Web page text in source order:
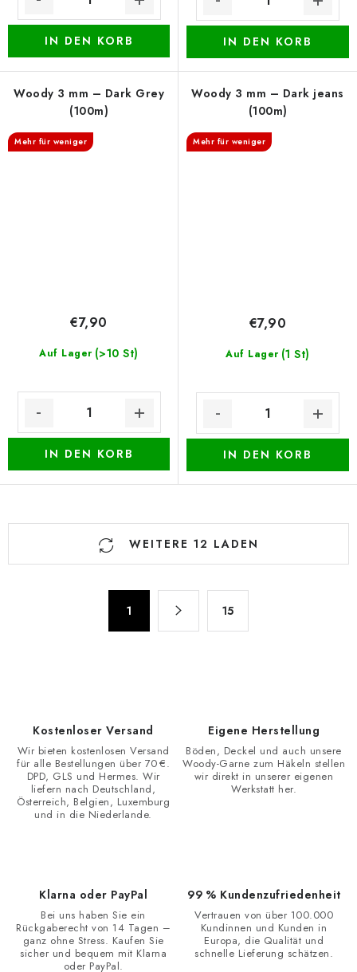
IN DEN KORB IN DEN KORB
Woody 3 mm – Dark Grey
(100m)
Mehr für weniger
Auf Lager (>10 St)
€7,90
IN DEN KORB
Woody 3 mm – Dark jeans
(100m)
Mehr für weniger
Auf Lager (1 St)
€7,90
IN DEN KORB
S
e
WEITERE 12 LADEN
1 15
Kostenloser Versand
Wir bieten kostenlosen Versand
für alle Bestellungen über 70 €.
DPD, GLS und Hermes. Wir
liefern nach Deutschland,
Österreich, Belgien, Luxemburg
und in die Niederlande.
Eigene Herstellung
Böden, Deckel und auch unsere
Woody-Garne zum Häkeln stellen
wir direkt in unserer eigenen
Werkstatt her.
Klarna oder PayPal
Bei uns haben Sie ein
Rückgaberecht von 14 Tagen –
ganz ohne Stress. Kaufen Sie
sicher und bequem mit Klarna
oder PayPal.
99 % Kundenzufriedenheit
Vertrauen von über 100.000
Kundinnen und Kunden in
Europa, die Qualität und
schnelle Lieferung schätzen.